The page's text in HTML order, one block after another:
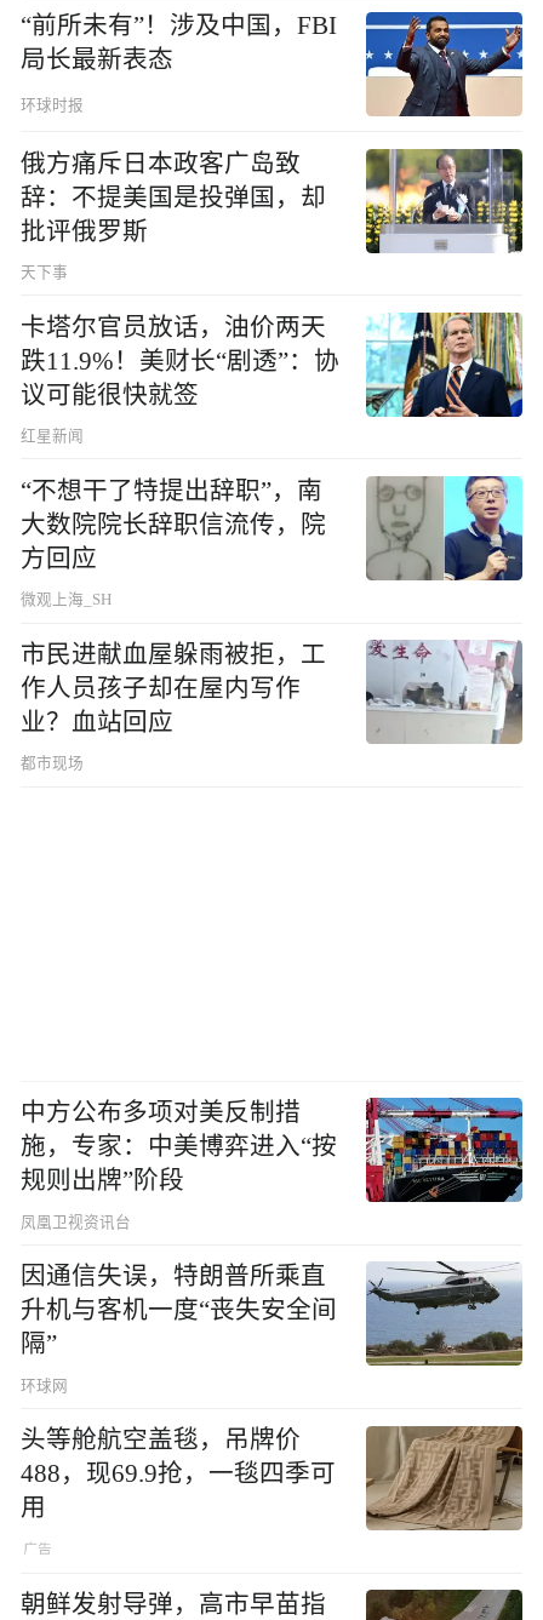
“前所未有”！涉及中国，FBI
局长最新表态
环球时报
俄方痛斥日本政客广岛致
辞：不提美国是投弹国，却
批评俄罗斯
天下事
卡塔尔官员放话，油价两天
跌11.9%！美财长“剧透”：协
议可能很快就签
红星新闻
“不想干了特提出辞职”，南
大数院院长辞职信流传，院
方回应
微观上海_SH
市民进献血屋躲雨被拒，工
作人员孩子却在屋内写作
业？血站回应
都市现场
中方公布多项对美反制措
施，专家：中美博弈进入“按
规则出牌”阶段
凤凰卫视资讯台
因通信失误，特朗普所乘直
升机与客机一度“丧失安全间
隔”
环球网
头等舱航空盖毯，吊牌价
488，现69.9抢，一毯四季可
用
朝鲜发射导弹，高市早苗指